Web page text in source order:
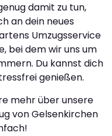
damit zu tun,
an dein neues
Umzugsservice
bei dem wir uns um
Du kannst dich
genießen.
mehr über unsere
von Gelsenkirchen